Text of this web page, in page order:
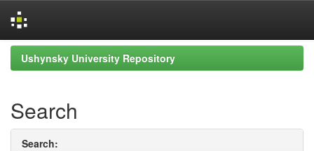
Skip
navigation
Ushynsky University Repository
Search
Search: